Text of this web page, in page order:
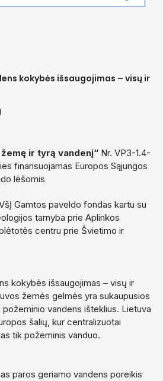
leidinių rengimas ir leidyba
gamtoje
rekomendacijos
kokybės išsaugojimas – visų ir
ir tyrą vandenį“ Nr. VP3-1.4-
finansuojamas Europos Sąjungos
lėšomis
Gamtos paveldo fondas kartu su
tarnyba prie Aplinkos
centru prie Švietimo ir
kokybės išsaugojimas – visų ir
žemės gelmės yra sukaupusios
vandens išteklius. Lietuva
šalių, kur centralizuotai
tik požeminis vanduo.
paros geriamo vandens poreikis